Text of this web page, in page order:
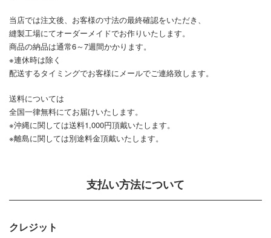
当店では注文後、お客様の寸法の最終確認をいただき、
縫製工場にてオーダーメイドでお作りいたします。
商品の納品は通常6～7週間かかります。
※連休時は除く
配送するタイミングでお客様にメールでご連絡致します。
送料については
全国一律無料にてお届けいたします。
※沖縄に関しては送料1,000円頂戴いたします。
※離島に関しては別途料金頂戴いたします。
支払い方法について
クレジット